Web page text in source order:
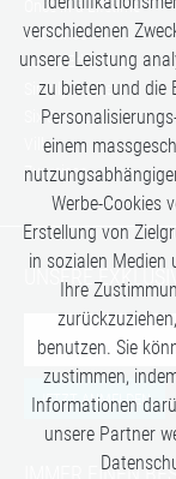
Once in a Lifetime
Romance
Safari-Erlebnisse
Simply the Best
Six Senses
Villen
Zugreisen
UNSERE
JETZT ANMELDEN
IMMER EINEN
verschiedenen
unsere Leistung
zu bieten und die
einem
Werbe-Cookies
Erstellung von
in sozialen Medien
Ihre
benutzen. Sie
zustimmen,
Informationen
unsere Partner